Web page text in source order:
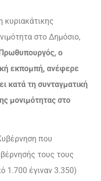
στο Δημόσιο,
ο
εκπομπή, ανέφερε
κατά τη συνταγματική
μονιμότητας στο
που
τους τους
1.700 έγιναν 3.350)